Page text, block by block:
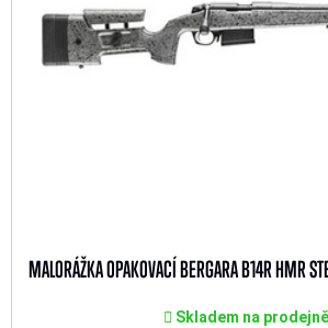
MALORÁŽKA OPAKOVACÍ BERGARA B14R HMR
Skladem na prodejně